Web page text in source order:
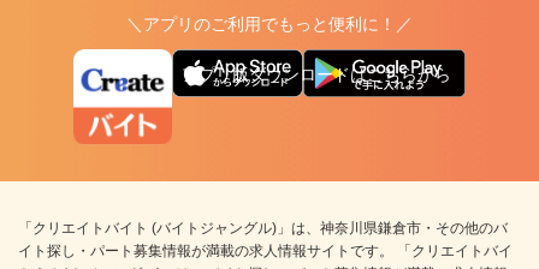
＼アプリのご利用でもっと便利に！／
アプリ版ダウンロードはこちらから
「クリエイトバイト (バイトジャングル)」は、神奈川県鎌倉市・その他のバ
イト探し・パート募集情報が満載の求人情報サイトです。 「クリエイトバイ